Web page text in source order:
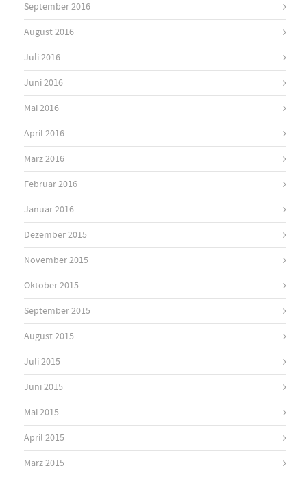
September 2016
August 2016
Juli 2016
Juni 2016
Mai 2016
April 2016
März 2016
Februar 2016
Januar 2016
Dezember 2015
November 2015
Oktober 2015
September 2015
August 2015
Juli 2015
Juni 2015
Mai 2015
April 2015
März 2015